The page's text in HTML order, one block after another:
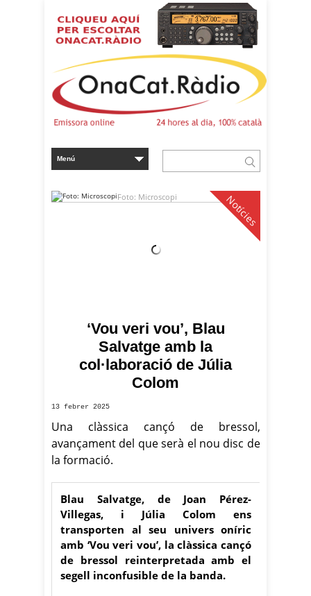
Notícies
Foto: Microscopi
‘Vou veri vou’, Blau
Salvatge amb la
col·laboració de Júlia
Colom
13 febrer 2025
Una clàssica cançó de bressol,
avançament del que serà el nou disc de
la formació.
Blau Salvatge, de Joan Pérez-
Villegas, i Júlia Colom ens
transporten al seu univers oníric
amb ‘Vou veri vou’, la clàssica cançó
de bressol reinterpretada amb el
segell inconfusible de la banda.